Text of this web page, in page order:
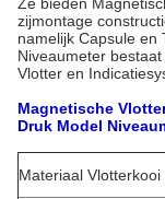
zijmontage
namelijk Capsule en
Niveaumeter
Vlotter en
Magnetische
Druk Model
Materiaal Vlotterkooi